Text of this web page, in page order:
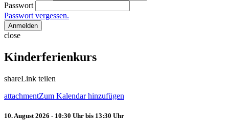
Passwort
Passwort vergessen.
Anmelden
close
Kinderferienkurs
shareLink teilen
attachmentZum Kalendar hinzufügen
10. August 2026 - 10:30 Uhr bis 13:30 Uhr